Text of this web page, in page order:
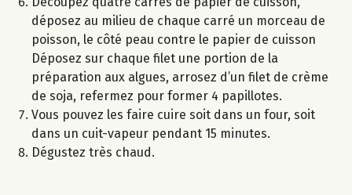
déposez au milieu de chaque carré un morceau de
poisson, le côté peau contre le papier de cuisson
Déposez sur chaque filet une portion de la
préparation aux algues, arrosez d’un filet de crème
de soja, refermez pour former 4 papillotes.
Vous pouvez les faire cuire soit dans un four, soit
dans un cuit-vapeur pendant 15 minutes.
Dégustez très chaud.